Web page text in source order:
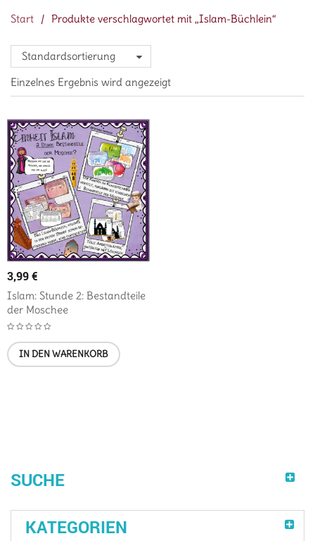
Start / Produkte verschlagwortet mit „Islam-Büchlein“
SUCHE
KATEGORIEN
Standardsortierung
Einzelnes Ergebnis wird angezeigt
3,99€
Islam: Stunde 2: Bestandteile
der Moschee
IN DEN WARENKORB